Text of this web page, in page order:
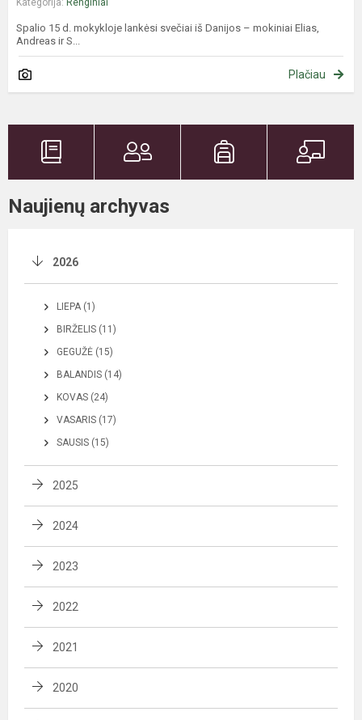
Spalio 15 d. mokykloje lankėsi svečiai iš Danijos – mokiniai Elias,
Andreas ir S...
Plačiau
Naujienų archyvas
2026
LIEPA (1)
BIRŽELIS (11)
GEGUŽĖ (15)
BALANDIS (14)
KOVAS (24)
VASARIS (17)
SAUSIS (15)
2025
2024
2023
2022
2021
2020